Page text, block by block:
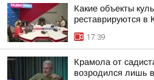
Какие объекты
реставрируются в
17:39
Крамола от
возродился лишь